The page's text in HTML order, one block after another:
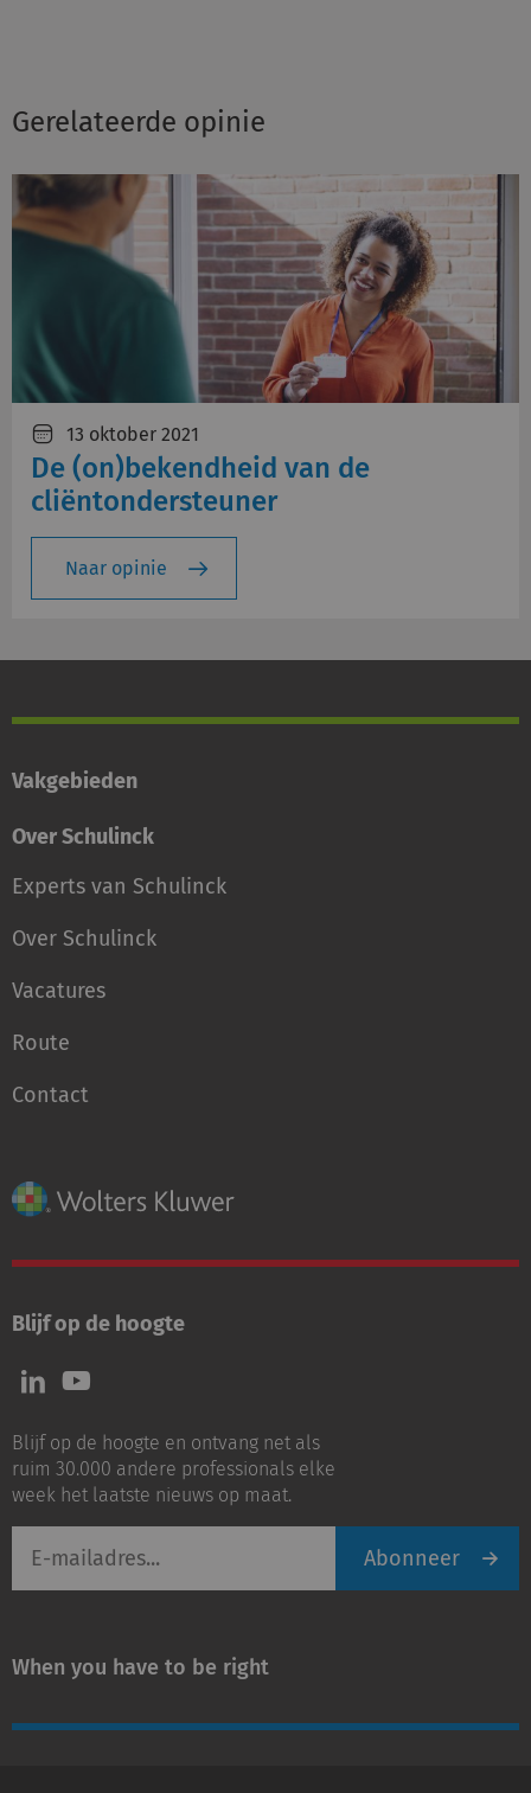
Gerelateerde opinie
13 oktober 2021
De (on)bekendheid van de
cliëntondersteuner
Naar opinie
Vakgebieden
Over Schulinck
Experts van Schulinck
Over Schulinck
Vacatures
Route
Contact
Blijf op de hoogte
Volg
ons
LinkedIn
Volg
ons
Youtube
Blijf op de hoogte en ontvang net als
ruim 30.000 andere professionals elke
week het laatste nieuws op maat.
mailadres
Abonneer
When you have to be right